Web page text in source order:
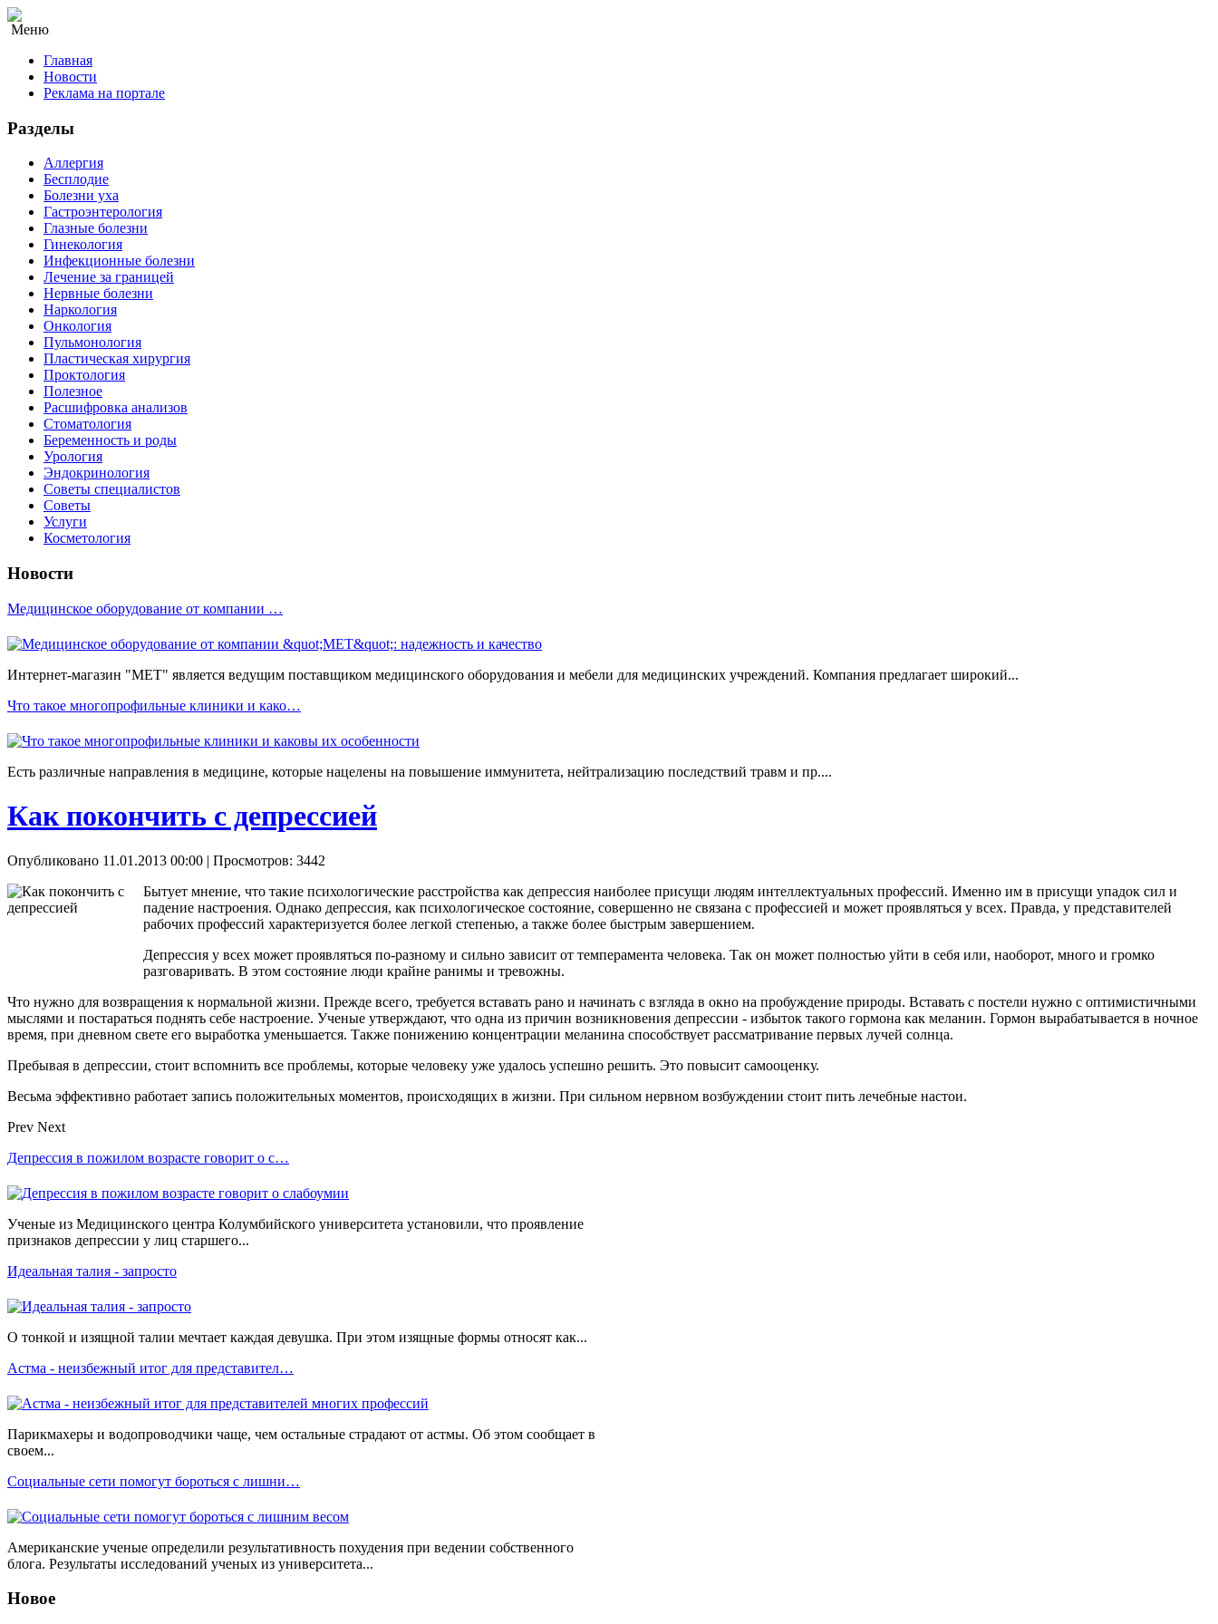
Меню
Главная
Новости
Реклама на портале
Разделы
Аллергия
Бесплодие
Болезни уха
Гастроэнтерология
Глазные болезни
Гинекология
Инфекционные болезни
Лечение за границей
Нервные болезни
Наркология
Онкология
Пульмонология
Пластическая хирургия
Проктология
Полезное
Расшифровка анализов
Стоматология
Беременность и роды
Урология
Эндокринология
Советы специалистов
Советы
Услуги
Косметология
Новости
Медицинское оборудование от компании …
Интернет-магазин "МЕТ" является ведущим поставщиком медицинского оборудования и мебели для медицинских учреждений. Компания предлагает широкий...
Что такое многопрофильные клиники и како…
Есть различные направления в медицине, которые нацелены на повышение иммунитета, нейтрализацию последствий травм и пр....
Как покончить с депрессией
Опубликовано 11.01.2013 00:00 | Просмотров: 3442
Бытует мнение, что такие психологические расстройства как депрессия наиболее присущи людям интеллектуальных профессий. Именно им в присущи упадок сил и
падение настроения. Однако депрессия, как психологическое состояние, совершенно не связана с профессией и может проявляться у всех. Правда, у представителей
рабочих профессий характеризуется более легкой степенью, а также более быстрым завершением.
Депрессия у всех может проявляться по-разному и сильно зависит от темперамента человека. Так он может полностью уйти в себя или, наоборот, много и громко
разговаривать. В этом состояние люди крайне ранимы и тревожны.
Что нужно для возвращения к нормальной жизни. Прежде всего, требуется вставать рано и начинать с взгляда в окно на пробуждение природы. Вставать с постели нужно с оптимистичными
мыслями и постараться поднять себе настроение. Ученые утверждают, что одна из причин возникновения депрессии - избыток такого гормона как меланин. Гормон вырабатывается в ночное
время, при дневном свете его выработка уменьшается. Также понижению концентрации меланина способствует рассматривание первых лучей солнца.
Пребывая в депрессии, стоит вспомнить все проблемы, которые человеку уже удалось успешно решить. Это повысит самооценку.
Весьма эффективно работает запись положительных моментов, происходящих в жизни. При сильном нервном возбуждении стоит пить лечебные настои.
Prev Next
Депрессия в пожилом возрасте говорит о с…
Ученые из Медицинского центра Колумбийского университета установили, что проявление
признаков депрессии у лиц старшего...
Идеальная талия - запросто
О тонкой и изящной талии мечтает каждая девушка. При этом изящные формы относят как...
Астма - неизбежный итог для представител…
Парикмахеры и водопроводчики чаще, чем остальные страдают от астмы. Об этом сообщает в
своем...
Социальные сети помогут бороться с лишни…
Американские ученые определили результативность похудения при ведении собственного
блога. Результаты исследований ученых из университета...
Новое